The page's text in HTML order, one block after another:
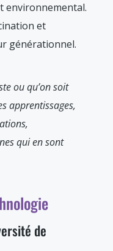
environnemental.
et
générationnel.
ou qu’on soit
apprentissages,
qui en sont
de